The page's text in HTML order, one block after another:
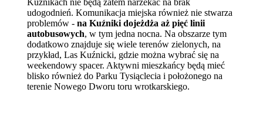
Kuźnikach nie będą zatem narzekać na brak
udogodnień. Komunikacja miejska również nie stwarza
problemów -na Kuźniki dojeżdża aż pięć linii
autobusowych, w tym jedna nocna. Na obszarze tym
dodatkowo znajduje się wiele terenów zielonych, na
przykład, Las Kuźnicki, gdzie można wybrać się na
weekendowy spacer. Aktywni mieszkańcy będą mieć
blisko również do Parku Tysiąclecia i położonego na
terenie Nowego Dworu toru wrotkarskiego.